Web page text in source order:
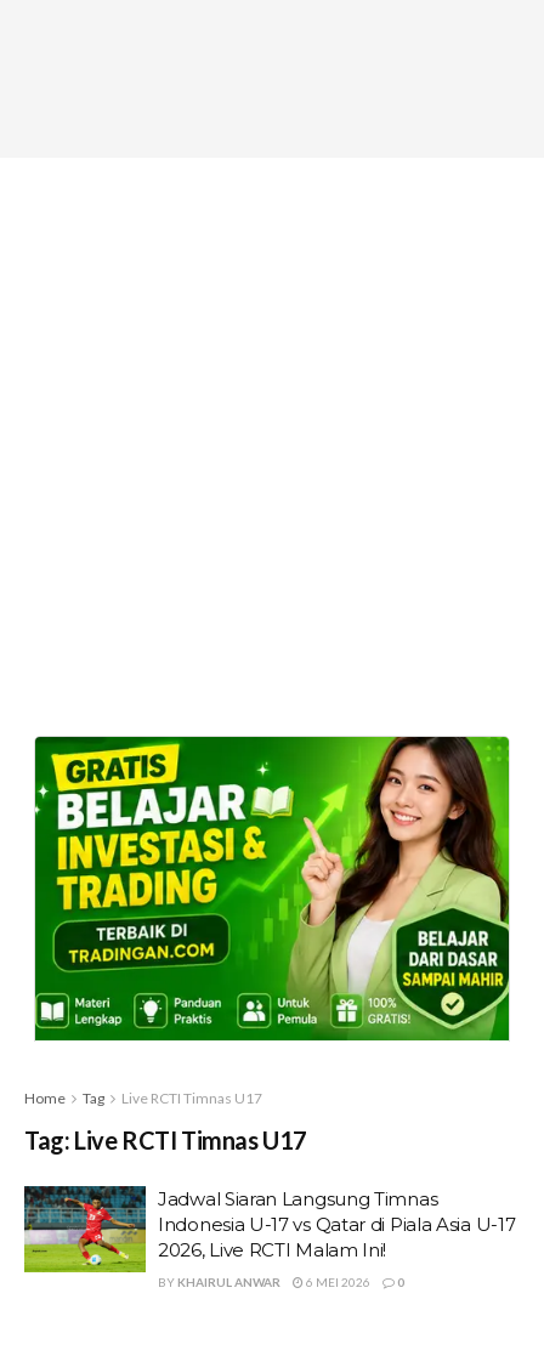
Home Tag Live RCTI Timnas U17
Tag: Live RCTI Timnas U17
Jadwal Siaran Langsung Timnas
Indonesia U-17 vs Qatar di Piala Asia U-17
2026, Live RCTI Malam Ini!
BY KHAIRUL ANWAR 6 MEI 2026 0